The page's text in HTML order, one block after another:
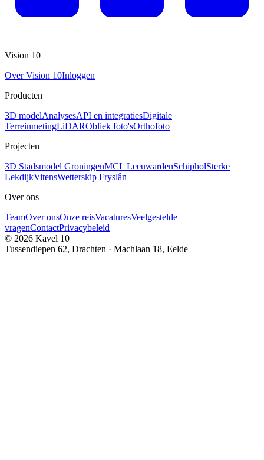
Vision 10
Over Vision 10Inloggen
Producten
3D modelAnalysesAPI en integratiesDigitale
TerreinmetingLiDARObliek foto'sOrthofoto
Projecten
3D Stadsmodel GroningenMCL LeeuwardenSchipholSterke
LekdijkVitensWetterskip Fryslân
Over ons
TeamOver onsOnze reisVacaturesVeelgestelde
vragenContactPrivacybeleid
© 2026 Kavel 10
Tussendiepen 62, Drachten · Machlaan 18, Eelde